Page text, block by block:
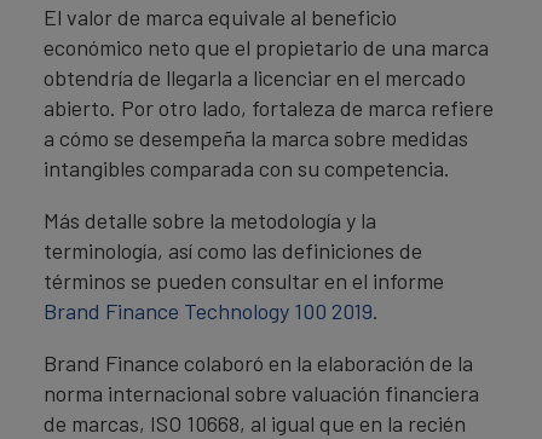
El valor de marca equivale al beneficio
económico neto que el propietario de una marca
obtendría de llegarla a licenciar en el mercado
abierto. Por otro lado, fortaleza de marca refiere
a cómo se desempeña la marca sobre medidas
intangibles comparada con su competencia.
Más detalle sobre la metodología y la
terminología, así como las definiciones de
términos se pueden consultar en el informe
Brand Finance Technology 100 2019.
Brand Finance colaboró en la elaboración de la
norma internacional sobre valuación financiera
de marcas, ISO 10668, al igual que en la recién